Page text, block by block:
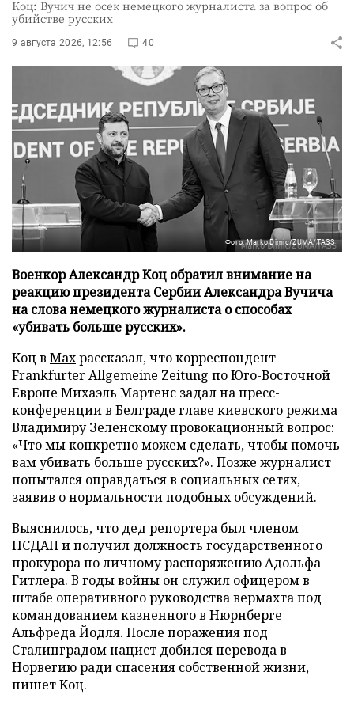
Коц: Вучич не осек немецкого журналиста за вопрос об
убийстве русских
9 августа 2026, 12:56 40
Фото: Marko Dimic/ZUMA/TASS
Военкор Александр Коц обратил внимание на
реакцию президента Сербии Александра Вучича
на слова немецкого журналиста о способах
«убивать больше русских».
Коц в Махрассказал, что корреспондент
Frankfurter Allgemeine Zeitung по Юго-Восточной
Европе Михаэль Мартенс задал на пресс-
конференции в Белграде главе киевского режима
Владимиру Зеленскому провокационный вопрос:
«Что мы конкретно можем сделать, чтобы помочь
вам убивать больше русских?». Позже журналист
попытался оправдаться в социальных сетях,
заявив о нормальности подобных обсуждений.
Выяснилось, что дед репортера был членом
НСДАП и получил должность государственного
прокурора по личному распоряжению Адольфа
Гитлера. В годы войны он служил офицером в
штабе оперативного руководства вермахта под
командованием казненного в Нюрнберге
Альфреда Йодля. После поражения под
Сталинградом нацист добился перевода в
Норвегию ради спасения собственной жизни,
пишет Коц.